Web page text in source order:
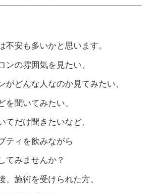
不安も多いかと思います。
ンの雰囲気を見たい、
がどんな人なのか見てみたい、
を聞いてみたい、
てだけ聞きたいなど、
ティを飲みながら
てみませんか？
、施術を受けられた方、